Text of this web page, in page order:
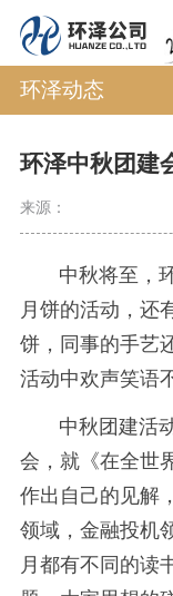
环泽动态
环泽中秋团建
来源：
中秋将至，
月饼的活动，还
饼，同事的手艺
活动中欢声笑语
中秋团建活
会，就《在全世
作出自己的见解
领域，金融投机
月都有不同的读